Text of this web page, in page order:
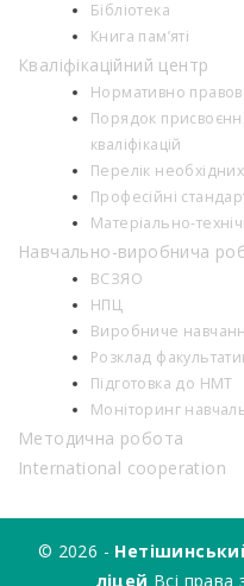
Бібліотека
Книга пам’яті
Кваліфікаційний центр
Нормативно
Порядок
кваліфікацій
Перелік
Професійні
Матеріально-
Навчально-виробнича
ВСЗЯО
НПЦ
Виробниче
Розклад
Підготовка до НМТ
Моніторинг
Методична робота
International cooperation
© 2026 -
ліцей Всі права